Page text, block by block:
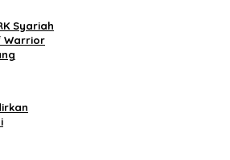
Syariah
Warrior